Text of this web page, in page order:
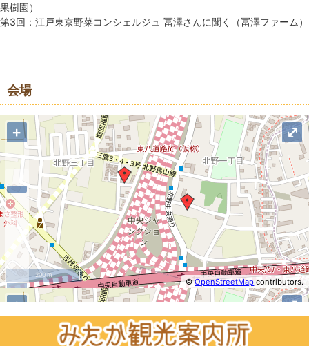
果樹園）
第3回：江戸東京野菜コンシェルジュ 冨澤さんに聞く（冨澤ファーム）
会場
+
−
©OpenStreetMap contributors.
200 m
⤢
+ ⤢